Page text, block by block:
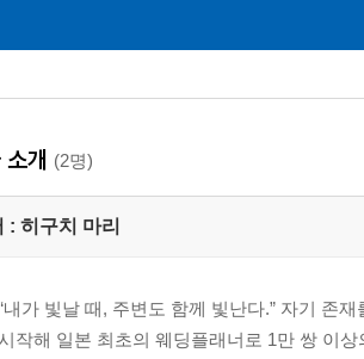
개 (2명)
: 히구치 마리
내가 빛날 때, 주변도 함께 빛난다.” 자기 존
작해 일본 최초의 웨딩플래너로 1만 쌍 이